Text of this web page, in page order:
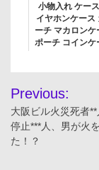
小物入れ ケー
イヤホンケース
ーチ マカロン
ポーチ コイン
投
稿
ナ
Previous:
大阪ビル火災死者
停止***人、男が火
た！？